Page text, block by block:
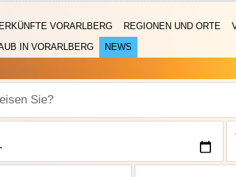
VORARLBERG REGIONEN UND ORTE
IN VORARLBERG
NEWS
Sie?